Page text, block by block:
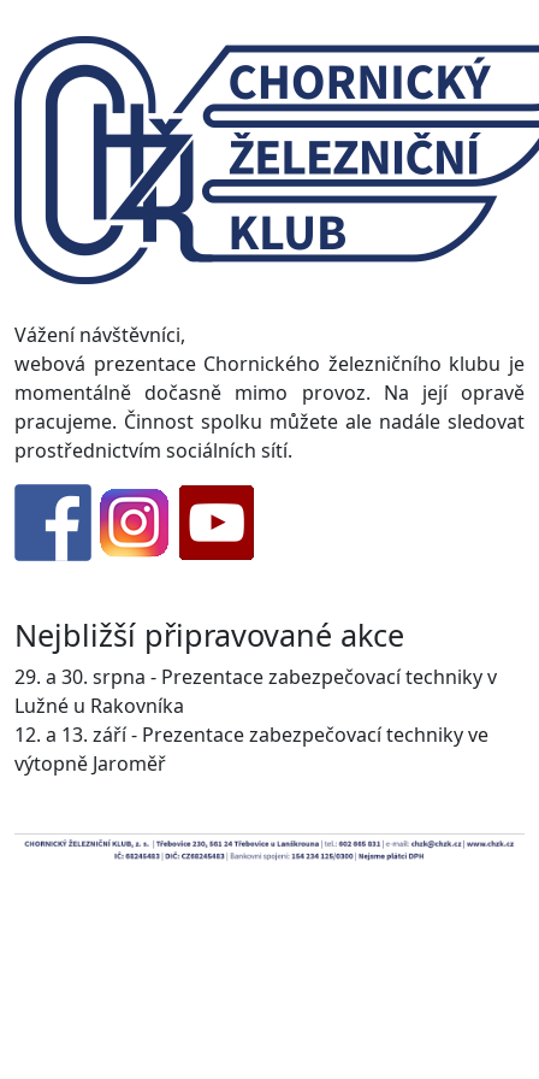
Vážení návštěvníci,
webová prezentace Chornického železničního klubu je
momentálně dočasně mimo provoz. Na její opravě
pracujeme. Činnost spolku můžete ale nadále sledovat
prostřednictvím sociálních sítí.
Nejbližší připravované akce
29. a 30. srpna - Prezentace zabezpečovací techniky v
Lužné u Rakovníka
12. a 13. září - Prezentace zabezpečovací techniky ve
výtopně Jaroměř